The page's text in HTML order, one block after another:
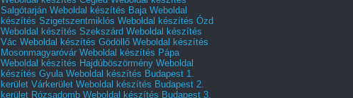
Salgótarján Weboldal készítés Baja Weboldal
készítés Szigetszentmiklós Weboldal készítés Ózd
Weboldal készítés Szekszárd Weboldal készítés
Vác Weboldal készítés Gödöllő Weboldal készítés
Mosonmagyaróvár Weboldal készítés Pápa
Weboldal készítés Hajdúböszörmény Weboldal
készítés Gyula Weboldal készítés Budapest 1.
kerület Várkerület Weboldal készítés Budapest 2.
kerület Rózsadomb Weboldal készítés Budapest 3.